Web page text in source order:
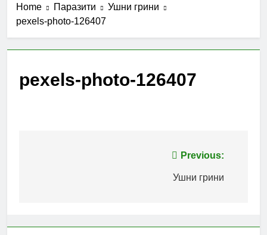
Home Паразити
Ушни грини
pexels-photo-126407
pexels-photo-126407
Previous:
Ушни грини